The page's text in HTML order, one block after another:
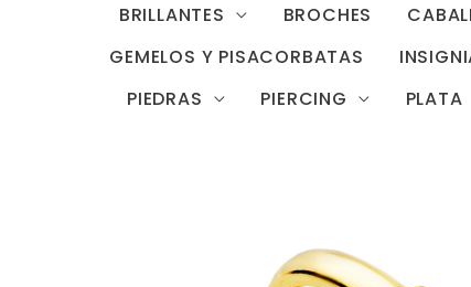
BRILLANTES
BROCHES
GEMELOS Y PISACORBATAS
PIEDRAS
PIERCING PLATA